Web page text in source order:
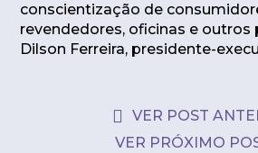
conscientização de
revendedores, oficinas e outros
Dilson Ferreira, presidente-
VER POST
VER PRÓXIMO